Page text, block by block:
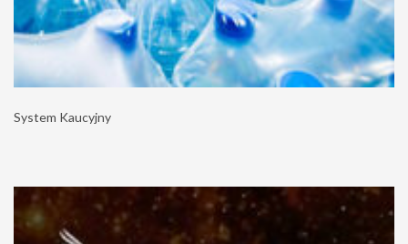
System Kaucyjny